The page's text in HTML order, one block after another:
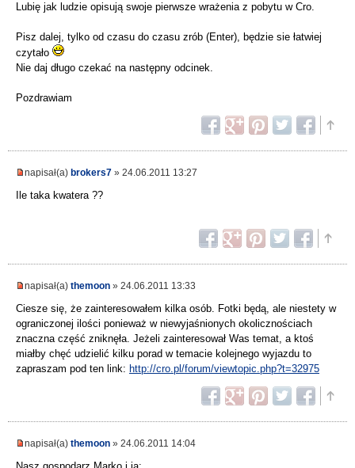
Lubię jak ludzie opisują swoje pierwsze wrażenia z pobytu w Cro.
Pisz dalej, tylko od czasu do czasu zrób (Enter), będzie sie łatwiej
czytało
Nie daj długo czekać na następny odcinek.
Pozdrawiam
napisał(a) brokers7 » 24.06.2011 13:27
Ile taka kwatera ??
napisał(a) themoon » 24.06.2011 13:33
Ciesze się, że zainteresowałem kilka osób. Fotki będą, ale niestety w
ograniczonej ilości ponieważ w niewyjaśnionych okolicznościach
znaczna część zniknęła. Jeżeli zainteresował Was temat, a ktoś
miałby chęć udzielić kilku porad w temacie kolejnego wyjazdu to
zapraszam pod ten link: http://cro.pl/forum/viewtopic.php?t=32975
napisał(a) themoon » 24.06.2011 14:04